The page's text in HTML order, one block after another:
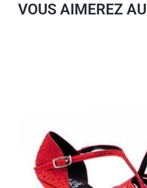
VOUS AIMEREZ